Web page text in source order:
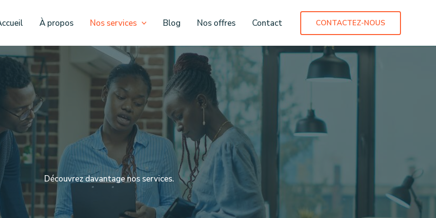
À propos Nos services Blog Nos offres Contact CONTACTEZ-NOUS
Découvrez davantage nos services.